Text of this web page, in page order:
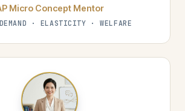
Micro Concept Mentor
· ELASTICITY · WELFARE